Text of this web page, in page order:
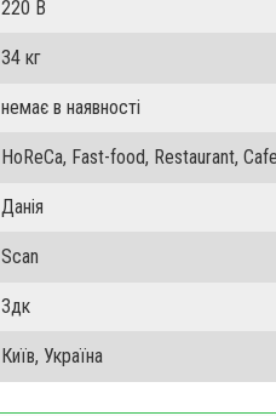
220 В
34 кг
немає в наявності
HoReCa, Fast-food, Restaurant,
Данія
Scan
3дк
Київ, Україна